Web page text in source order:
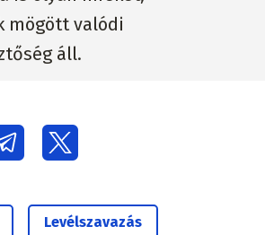
mögött valódi
áll.
Levélszavazás